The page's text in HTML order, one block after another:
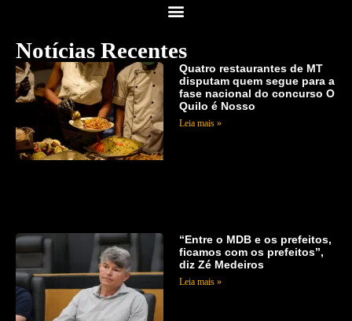
Notícias Recentes
Quatro restaurantes de MT
disputam quem segue para a
fase nacional do concurso O
Quilo é Nosso
Leia mais »
“Entre o MDB e os prefeitos,
ficamos com os prefeitos”,
diz Zé Medeiros
Leia mais »